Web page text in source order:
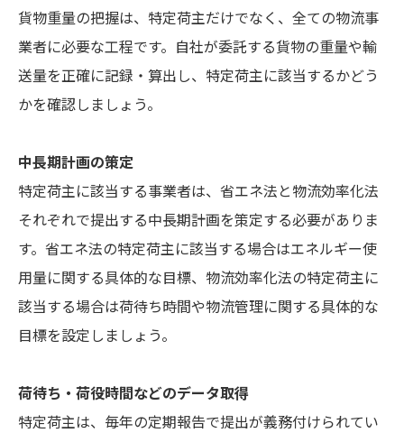
貨物重量の把握は、特定荷主だけでなく、全ての物流事
業者に必要な工程です。自社が委託する貨物の重量や輸
送量を正確に記録・算出し、特定荷主に該当するかどう
かを確認しましょう。
中長期計画の策定
特定荷主に該当する事業者は、省エネ法と物流効率化法
それぞれで提出する中長期計画を策定する必要がありま
す。省エネ法の特定荷主に該当する場合はエネルギー使
用量に関する具体的な目標、物流効率化法の特定荷主に
該当する場合は荷待ち時間や物流管理に関する具体的な
目標を設定しましょう。
荷待ち・荷役時間などのデータ取得
特定荷主は、毎年の定期報告で提出が義務付けられてい